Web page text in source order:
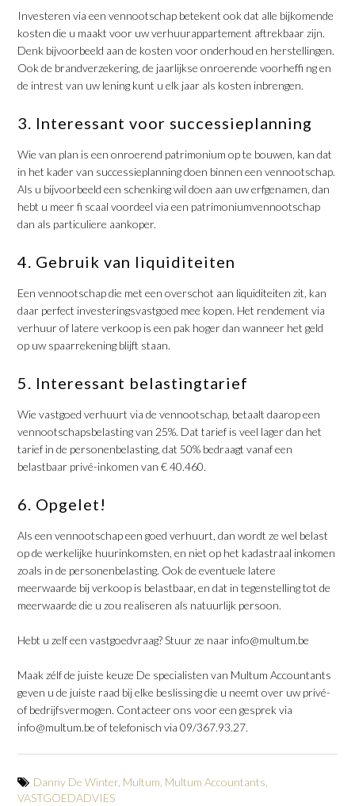
Investeren via een vennootschap betekent ook dat alle bijkomende
kosten die u maakt voor uw verhuurappartement aftrekbaar zijn.
Denk bijvoorbeeld aan de kosten voor onderhoud en herstellingen.
Ook de brandverzekering, de jaarlijkse onroerende voorheffi ng en
de intrest van uw lening kunt u elk jaar als kosten inbrengen.
3. Interessant voor successieplanning
Wie van plan is een onroerend patrimonium op te bouwen, kan dat
in het kader van successieplanning doen binnen een vennootschap.
Als u bijvoorbeeld een schenking wil doen aan uw erfgenamen, dan
hebt u meer fi scaal voordeel via een patrimoniumvennootschap
dan als particuliere aankoper.
4. Gebruik van liquiditeiten
Een vennootschap die met een overschot aan liquiditeiten zit, kan
daar perfect investeringsvastgoed mee kopen. Het rendement via
verhuur of latere verkoop is een pak hoger dan wanneer het geld
op uw spaarrekening blijft staan.
5. Interessant belastingtarief
Wie vastgoed verhuurt via de vennootschap, betaalt daarop een
vennootschapsbelasting van 25%. Dat tarief is veel lager dan het
tarief in de personenbelasting, dat 50% bedraagt vanaf een
belastbaar privé-inkomen van € 40.460.
6. Opgelet!
Als een vennootschap een goed verhuurt, dan wordt ze wel belast
op de werkelijke huurinkomsten, en niet op het kadastraal inkomen
zoals in de personenbelasting. Ook de eventuele latere
meerwaarde bij verkoop is belastbaar, en dat in tegenstelling tot de
meerwaarde die u zou realiseren als natuurlijk persoon.
Hebt u zelf een vastgoedvraag? Stuur ze naar info@multum.be
Maak zélf de juiste keuze De specialisten van Multum Accountants
geven u de juiste raad bij elke beslissing die u neemt over uw privé-
of bedrijfsvermogen. Contacteer ons voor een gesprek via
info@multum.be of telefonisch via 09/367.93.27.
Danny De Winter, Multum, Multum Accountants,
VASTGOEDADVIES